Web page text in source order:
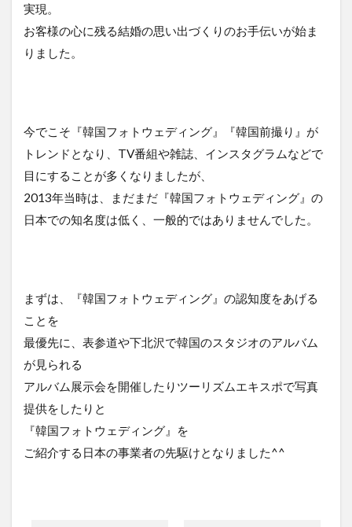
実現。
お客様の心に残る結婚の思い出づくりのお手伝いが始ま
りました。
今でこそ『韓国フォトウェディング』『韓国前撮り』が
トレンドとなり、TV番組や雑誌、インスタグラムなどで
目にすることが多くなりましたが、
2013年当時は、まだまだ『韓国フォトウェディング』の
日本での知名度は低く、一般的ではありませんでした。
まずは、『韓国フォトウェディング』の認知度をあげる
ことを
最優先に、表参道や下北沢で韓国のスタジオのアルバム
が見られる
アルバム展示会を開催したりツーリズムエキスポで写真
提供をしたりと
『韓国フォトウェディング』を
ご紹介する日本の事業者の先駆けとなりました^^